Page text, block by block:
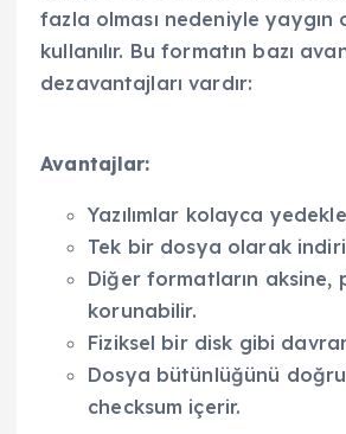
fazla olması nedeniyle yaygın
kullanılır. Bu formatın bazı
dezavantajları vardır:
Avantajlar:
Yazılımlar kolayca
Tek bir dosya olarak
Diğer formatların aksine,
korunabilir.
Fiziksel bir disk gibi
Dosya bütünlüğünü
checksum içerir.